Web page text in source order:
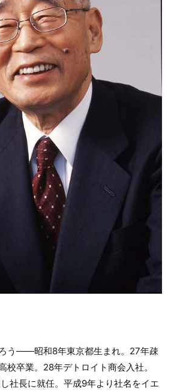
う――昭和8年東京都生まれ。27年疎
校卒業。28年デトロイト商会入社。
社長に就任。平成9年より社名をイエ